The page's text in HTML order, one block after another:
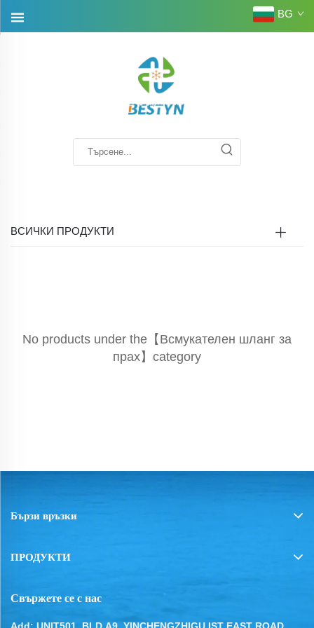
BG
ВСИЧКИ ПРОДУКТИ
No products under the【Всмукателен шланг за
прах】category
Бързи връзки
ПРОДУКТИ
Свържете се с нас